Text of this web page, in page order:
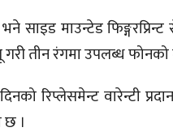
साइड माउन्टेड
गरी तीन रंगमा उपलब्ध
रिप्लेसमेन्ट वारेन्टी
छ ।